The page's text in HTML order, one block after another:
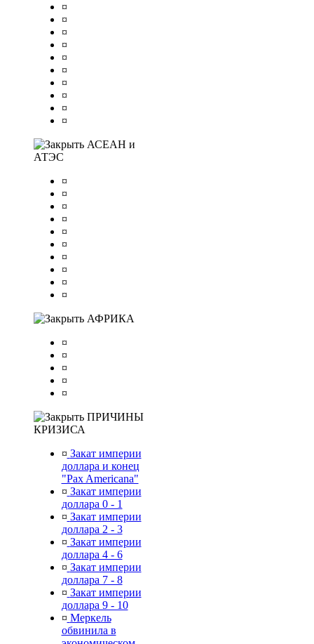
¤
¤
¤
¤
¤
¤
¤
¤
¤
¤
АСЕАН и
АТЭС
¤
¤
¤
¤
¤
¤
¤
¤
¤
¤
АФРИКА
¤
¤
¤
¤
¤
ПРИЧИНЫ
КРИЗИСА
¤ Закат империи
доллара и конец
"Pax Americana"
¤ Закат империи
доллара 0 - 1
¤ Закат империи
доллара 2 - 3
¤ Закат империи
доллара 4 - 6
¤ Закат империи
доллара 7 - 8
¤ Закат империи
доллара 9 - 10
¤ Меркель
обвинила в